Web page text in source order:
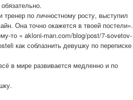
по личностному росту, выступил
Она точно окажется в твоей постели».
то « akloni-man.com/blog/post/7-sovetov-
как соблазнить девушку по переписке
в мире развивается медленно и по